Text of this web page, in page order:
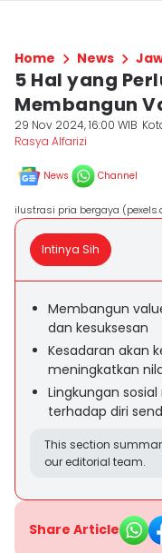
Home News
5 Hal yang
Membangun
29 Nov 2024, 16:00 WIB
Rasya Alfarizi
News Channel
ilustrasi pria bergaya
Intinya Sih
Membangun
dan kesuksesan
Kesadaran akan
meningkatkan
Lingkungan
terhadap diri
This section
our editorial team.
Share Article